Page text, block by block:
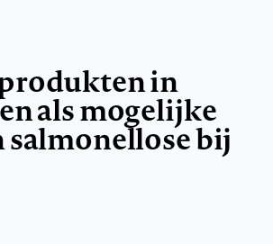
in
als mogelijke
salmonellose bij